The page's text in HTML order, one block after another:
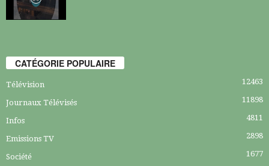
CATÉGORIE POPULAIRE
Télévision 12463
Journaux Télévisés 11898
Infos 4811
Emissions TV 2898
Société 1677